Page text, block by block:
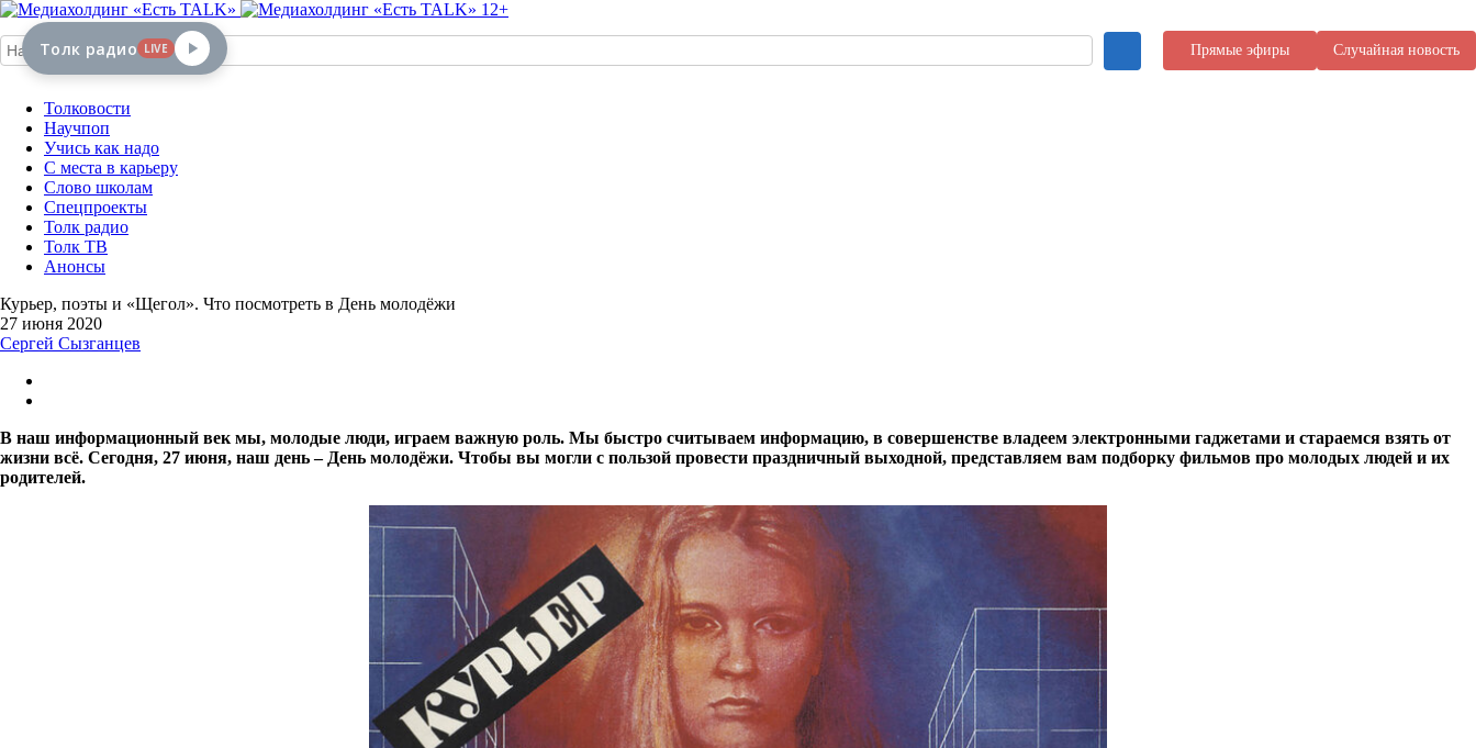
12+
Прямые эфиры Случайная новость
Толковости
Научпоп
Учись как надо
С места в карьеру
Слово школам
Спецпроекты
Толк радио
Толк ТВ
Анонсы
Курьер, поэты и «Щегол». Что посмотреть в День молодёжи
27 июня 2020
Сергей Сызганцев
В наш информационный век мы, молодые люди, играем важную роль. Мы быстро считываем информацию, в совершенстве владеем электронными гаджетами и стараемся взять от
жизни всё. Сегодня, 27 июня, наш день – День молодёжи. Чтобы вы могли с пользой провести праздничный выходной, представляем вам подборку фильмов про молодых людей и их
родителей.
Толк радио LIVE